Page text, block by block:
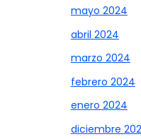
mayo 2024
abril 2024
marzo 2024
febrero 2024
enero 2024
diciembre